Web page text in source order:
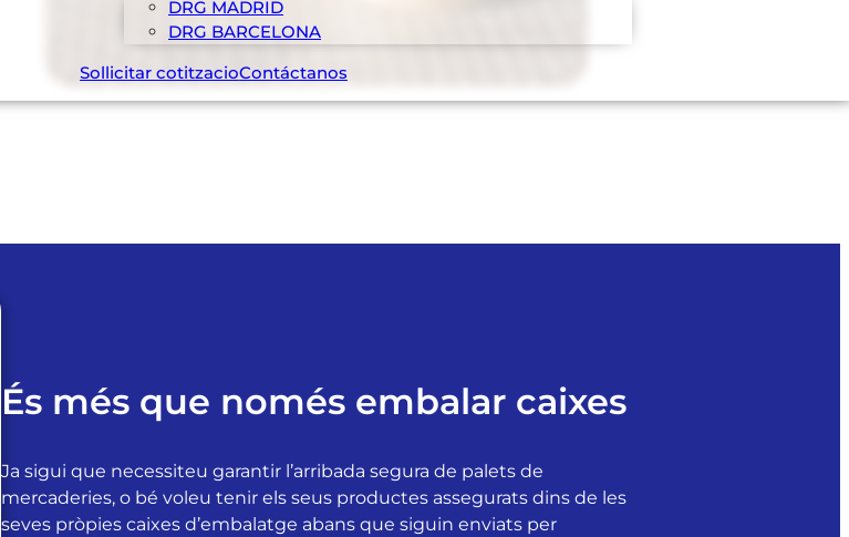
DRG MADRID
DRG BARCELONA
Sollicitar cotitzacioContáctanos
És més que només embalar caixes
Ja sigui que necessiteu garantir l’arribada segura de palets de
mercaderies, o bé voleu tenir els seus productes assegurats dins de les
seves pròpies caixes d’embalatge abans que siguin enviats per